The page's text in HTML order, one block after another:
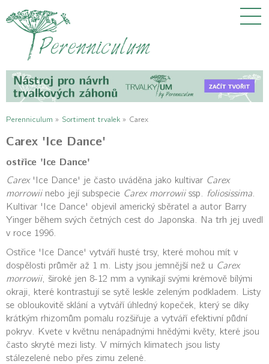
Perenniculum » Sortiment trvalek » Carex
Carex 'Ice Dance'
ostřice 'Ice Dance'
Carex'Ice Dance' je často uváděna jako kultivar Carex
morrowiinebo její subspecie Carex morrowiissp. foliosissima.
Kultivar 'Ice Dance' objevil americký sběratel a autor Barry
Yinger během svých četných cest do Japonska. Na trh jej uvedl
v roce 1996.
Ostřice 'Ice Dance' vytváří husté trsy, které mohou mít v
dospělosti průměr až 1 m. Listy jsou jemnější než u Carex
morrowii, široké jen 8-12 mm a vynikají svými krémově bílými
okraji, které kontrastují se sytě leskle zeleným podkladem. Listy
se obloukovitě sklání a vytváří úhledný kopeček, který se díky
krátkým rhizomům pomalu rozšiřuje a vytváří efektivní půdní
pokryv. Kvete v květnu nenápadnými hnědými květy, které jsou
často skryté mezi listy. V mírných klimatech jsou listy
stálezelené nebo přes zimu zelené.